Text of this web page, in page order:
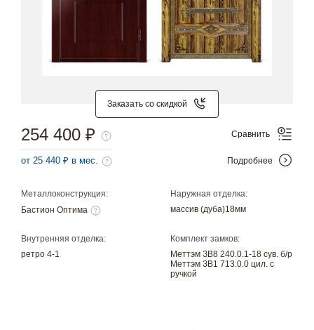
Заказать со скидкой
Металлоконструкция:
Бастион Оптима
Наружная отделка:
массив (дуба)18мм
Внутренняя отделка:
ретро 4-1
Комплект замков:
Меттэм ЗВ8 240.0.1-18 сув. б/р
Меттэм ЗВ1 713.0.0 цил. с
ручкой
254 400 ₽
от 25 440 ₽ в мес.
Сравнить
Подробнее